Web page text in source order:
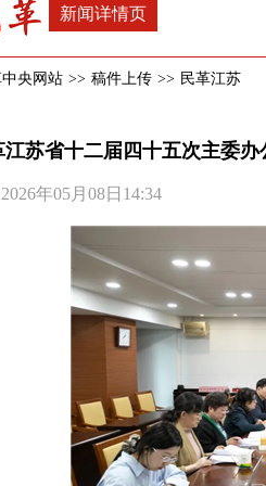
新闻详情页
中央网站 >> 稿件上传 >> 民革江苏
江苏省十二届四十五次主委办
年05月08日14:34